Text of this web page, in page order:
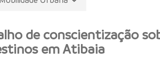
de conscientização
em Atibaia